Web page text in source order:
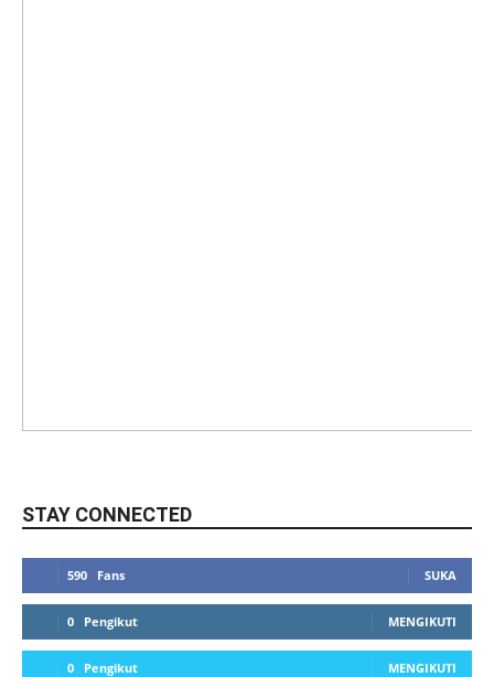
STAY CONNECTED
590 Fans SUKA
0 Pengikut MENGIKUTI
0 Pengikut MENGIKUTI